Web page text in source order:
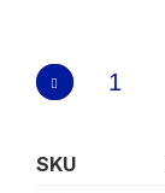
SKU